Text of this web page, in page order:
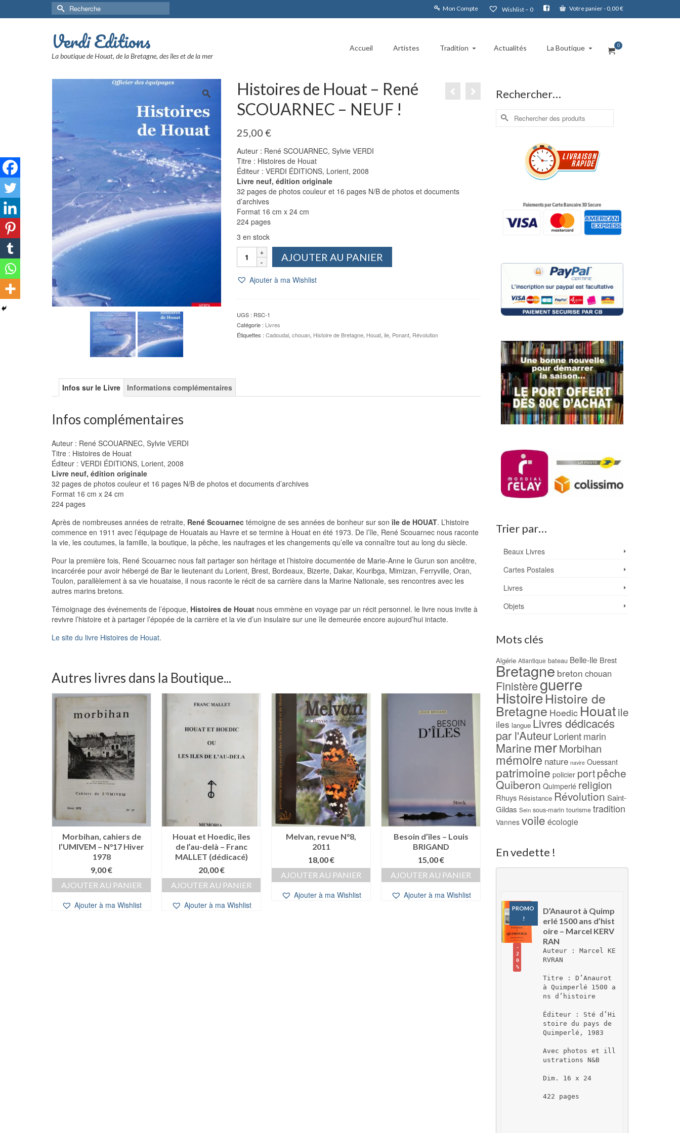
Mon Compte Wishlist – 0 Votre panier- 0,00€
Rechercher :
Verdi Editions
La boutique de Houat, de la Bretagne, des îles et de la mer
Accueil Artistes Tradition Actualités La Boutique 0
Histoires de Houat – René
SCOUARNEC – NEUF !
25,00 €
Auteur : René SCOUARNEC, Sylvie VERDI
Titre : Histoires de Houat
Éditeur : VERDI ÉDITIONS, Lorient, 2008
Livre neuf, édition originale
32 pages de photos couleur et 16 pages N/B de photos et documents
d’archives
Format 16 cm x 24 cm
224 pages
3 en stock
quantité
de
René
SCOUARNEC
-
AJOUTER AU PANIER
Ajouter à ma Wishlist
UGS : RSC-1
Catégorie : Livres
Étiquettes : Cadoudal, chouan, Histoire de Bretagne, Houat, ile, Ponant, Révolution
Infos sur le Livre Informations complémentaires
Infos complémentaires
Auteur : René SCOUARNEC, Sylvie VERDI
Titre : Histoires de Houat
Éditeur : VERDI ÉDITIONS, Lorient, 2008
Livre neuf, édition originale
32 pages de photos couleur et 16 pages N/B de photos et documents d’archives
Format 16 cm x 24 cm
224 pages
Après de nombreuses années de retraite, René Scouarnec témoigne de ses années de bonheur sur son île de HOUAT. L’histoire
commence en 1911 avec l’équipage de Houatais au Havre et se termine à Houat en été 1973. De l’île, René Scouarnec nous raconte
la vie, les coutumes, la famille, la boutique, la pêche, les naufrages et les changements qu’elle va connaître tout au long du siècle.
Pour la première fois, René Scouarnec nous fait partager son héritage et l’histoire documentée de Marie-Anne le Gurun son ancêtre,
incarcérée pour avoir hébergé de Bar le lieutenant du Lorient, Brest, Bordeaux, Bizerte, Dakar, Kouribga, Mimizan, Ferryville, Oran,
Toulon, parallèlement à sa vie houataise, il nous raconte le récit de sa carrière dans la Marine Nationale, ses rencontres avec les
autres marins bretons.
Témoignage des événements de l’époque, Histoires de Houat nous emmène en voyage par un récit personnel. le livre nous invite à
revivre l’histoire et à partager l’épopée de la carrière et la vie d’un insulaire sur une île demeurée encore aujourd’hui intacte.
Le site du livre Histoires de Houat.
Autres livres dans la Boutique...
Morbihan, cahiers de
l’UMIVEM – N°17 Hiver
1978
9,00€
AJOUTER AU PANIER
Ajouter à ma Wishlist
Houat et Hoedic, îles
de l’au-delà – Franc
MALLET (dédicacé)
20,00€
AJOUTER AU PANIER
Ajouter à ma Wishlist
Melvan, revue N°8,
2011
18,00€
AJOUTER AU PANIER
Ajouter à ma Wishlist
Besoin d’îles – Louis
BRIGAND
15,00€
AJOUTER AU PANIER
Ajouter à ma Wishlist
(2007) – Marie LE
GOAZIOU
20,00€
Ajouter à ma Wishlist
Rechercher…
Rechercher :
Trier par…
Beaux Livres
Cartes Postales
Livres
Objets
Mots clés
Algérie Atlantique bateau Belle-Ile Brest
Bretagne breton chouan
Finistèreguerre
HistoireHistoire de
Bretagne Hoedic Houatile
iles langue Livres dédicacés
par l'Auteur Lorient marin
Marine merMorbihan
mémoire nature navire Ouessant
patrimoine policier portpêche
Quiberon Quimperlé religion
Rhuys Résistance Révolution Saint-
Gildas Sein sous-marin tourisme tradition
Vannes voile écologie
En vedette !
PROMO
!
-
2
0
%
D’Anaurot à Quimp
erlé 1500 ans d’hist
oire – Marcel KERV
RAN
Auteur : Marcel KE
RVRAN
Titre : D’Anaurot
à Quimperlé 1500 a
ns d’histoire
Éditeur : Sté d’Hi
stoire du pays de
Quimperlé, 1983
Avec photos et ill
ustrations N&B
Dim. 16 x 24
422 pages